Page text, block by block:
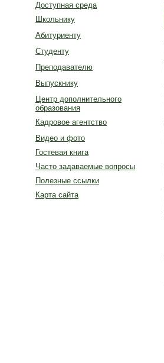
Доступная среда
Школьнику
Абитуриенту
Студенту
Преподавателю
Выпускнику
Центр дополнительного
образования
Кадровое агентство
Видео и фото
Гостевая книга
Часто задаваемые вопросы
Полезные ссылки
Карта сайта